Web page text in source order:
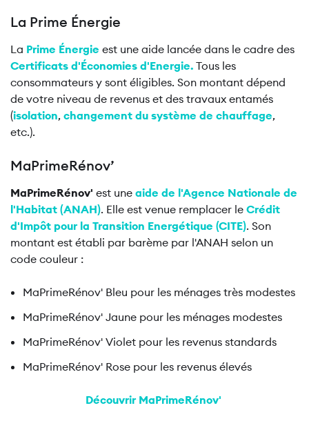
La Prime Énergie
La Prime Énergie est une aide lancée dans le cadre des
Certificats d'Économies d'Energie. Tous les
consommateurs y sont éligibles. Son montant dépend
de votre niveau de revenus et des travaux entamés
(isolation, changement du système de chauffage,
etc.).
MaPrimeRénov’
MaPrimeRénov' est une aide de l'Agence Nationale de
l'Habitat (ANAH). Elle est venue remplacer le Crédit
d'Impôt pour la Transition Energétique (CITE). Son
montant est établi par barème par l'ANAH selon un
code couleur :
MaPrimeRénov' Bleu pour les ménages très modestes
MaPrimeRénov' Jaune pour les ménages modestes
MaPrimeRénov' Violet pour les revenus standards
MaPrimeRénov' Rose pour les revenus élevés
Découvrir MaPrimeRénov'